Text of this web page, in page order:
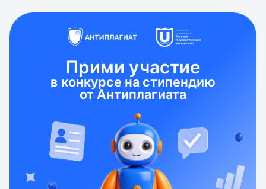
Прими участие
в конкурсе на стипендию
от Антиплагиата